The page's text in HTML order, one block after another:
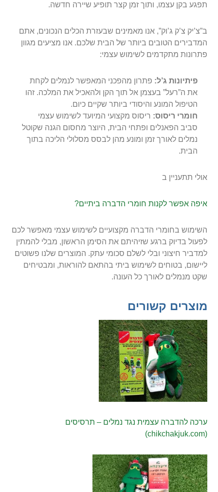
תפגע בקן עצמו, ותוך זמן קצר תופיע שיירה חדשה.
ב”צ’יק צ’ק ג’וק”, אנו מאמינים שבעזרת הכלים הנכונים, אתם
המדבירים הטובים ביותר של הבית שלכם. אנו מציעים מגוון
פתרונות מתקדמים לשימוש עצמי:
פיתיונות ג’ל: פתרון מהפכני המאפשר לנמלים לקחת
את ה”רעל” בעצמן אל תוך הקן ולהאכיל את המלכה. זהו
הטיפול המונע והיסודי ביותר שקיים כיום.
חומרי ריסוס: ריסוס מקצועי המיועד לשימוש עצמי
סביב הפאנלים ופתחי הבית, היוצר מחסום הגנה שקוטל
נמלים לאורך זמן ומונע מהן לבסס מסלולי הליכה בתוך
הבית.
אולי תתעניין ב
איפה אפשר לקנות חומרי הדברה ביתיים?
השימוש בחומרי הדברה מקצועיים לשימוש עצמי מאפשר לכם
לפעול בדיוק ברגע שזיהיתם את הסימן הראשון, מבלי להמתין
למדביר חיצוני ובלי לשלם סכומי עתק. המוצרים שלנו פשוטים
ליישום, בטוחים לשימוש ביתי בהתאם להוראות, ומבטיחים
שקט מנמלים לאורך כל העונה.
מוצרים קשורים
ערכה להדברה עצמית נגד נמלים – תרסיסים
(chikchakjuk.com)